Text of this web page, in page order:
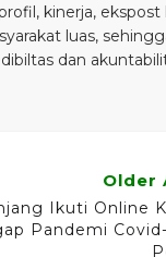
kinerja, ekspost
luas,
dan
Older
Ikuti Online
Pandemi